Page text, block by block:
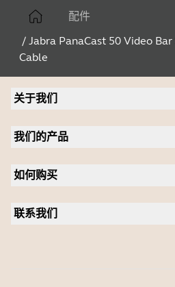
配件
/ Jabra PanaCast 50 Video
Cable
关于我们
人才招聘
新闻稿
案例研究
我们的产品
全向麦
个人摄像头
软件
如何购买
联系我们